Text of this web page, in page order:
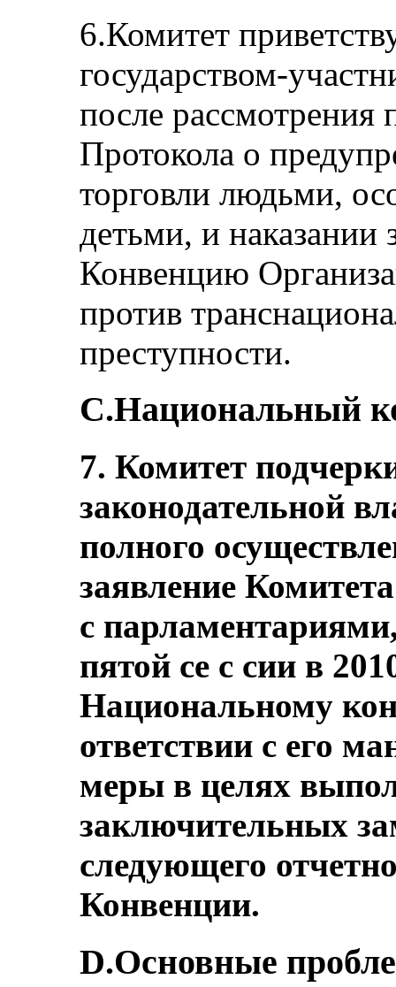
6.Комитет
государством-
после рассмотрения
Протокола о
торговли людьми,
детьми, и
Конвенцию
против
преступности.
С.Национальный
7. Комитет
законодательной
полного
заявление
с
пятой се с сии в
Национальному
ответствии с его
меры в целях
заключительных
следующего
Конвенции.
D.Основные